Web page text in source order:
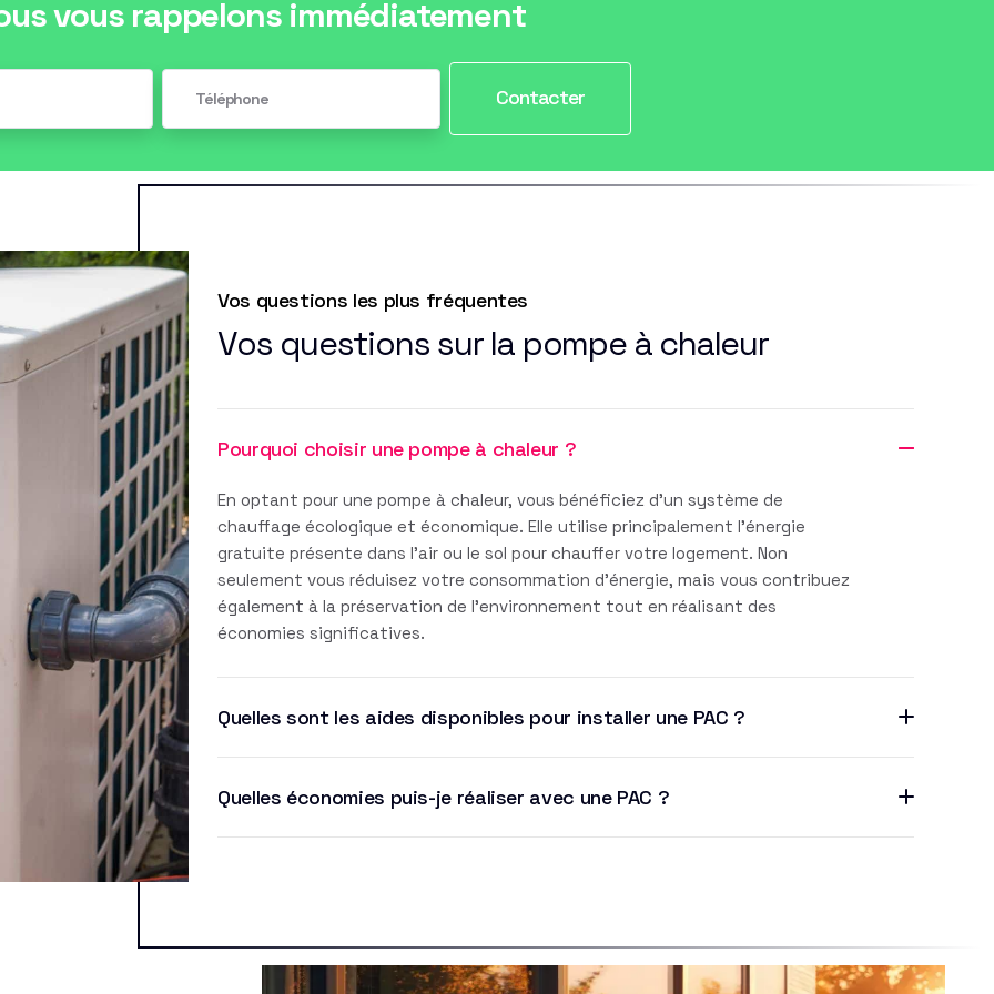
vous rappelons immédiatement
Contacter
Vos questions les plus fréquentes
Vos questions sur la pompe à chaleur
Pourquoi choisir une pompe à chaleur ?
En optant pour une pompe à chaleur, vous bénéficiez d'un système de
chauffage écologique et économique. Elle utilise principalement l'énergie
gratuite présente dans l'air ou le sol pour chauffer votre logement. Non
seulement vous réduisez votre consommation d'énergie, mais vous contribuez
également à la préservation de l'environnement tout en réalisant des
économies significatives.
Quelles sont les aides disponibles pour installer une PAC ?
Quelles économies puis-je réaliser avec une PAC ?